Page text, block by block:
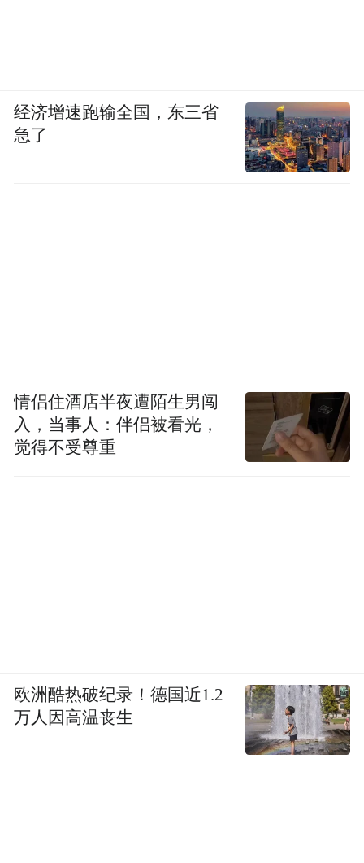
经济增速跑输全国，东三省
急了
情侣住酒店半夜遭陌生男闯
入，当事人：伴侣被看光，
觉得不受尊重
欧洲酷热破纪录！德国近1.2
万人因高温丧生